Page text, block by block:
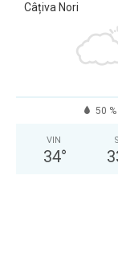
Câțiva Nori
50 %
VIN
34°
S